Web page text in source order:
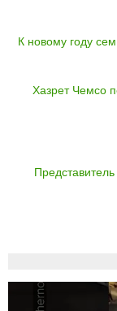
К новому году
Хазрет Чемсо